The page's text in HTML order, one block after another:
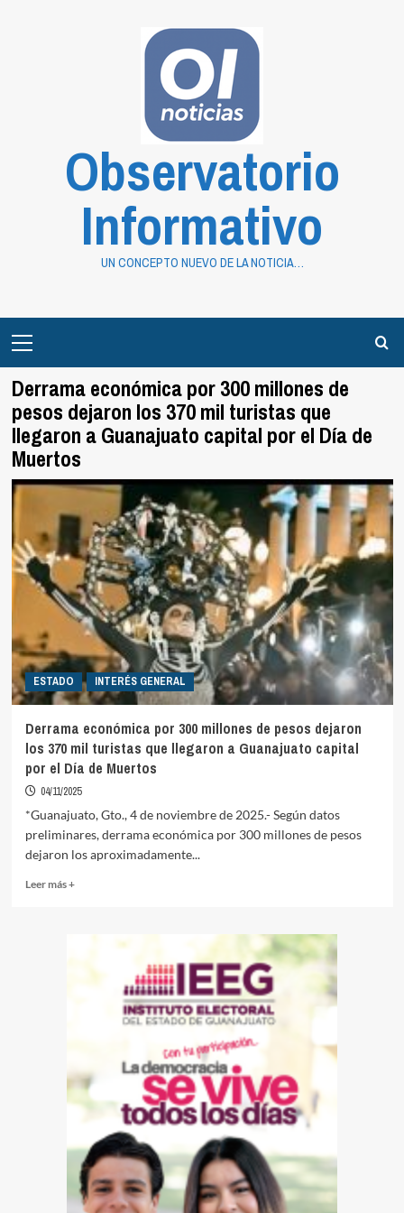
Observatorio
Informativo
UN CONCEPTO NUEVO DE LA NOTICIA…
Menu
Derrama económica por 300 millones de
pesos dejaron los 370 mil turistas que
llegaron a Guanajuato capital por el Día de
Muertos
ESTADO INTERÉS GENERAL
Derrama económica por 300 millones de pesos dejaron
los 370 mil turistas que llegaron a Guanajuato capital
por el Día de Muertos
04/11/2025
*Guanajuato, Gto., 4 de noviembre de 2025.- Según datos
preliminares, derrama económica por 300 millones de pesos
dejaron los aproximadamente...
Leer más +Read
económica
los
370
mil
turistas
llegaron
a
Guanajuato
capital